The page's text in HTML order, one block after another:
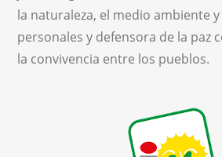
la naturaleza, el medio ambiente
personales y defensora de la paz
la convivencia entre los pueblos.